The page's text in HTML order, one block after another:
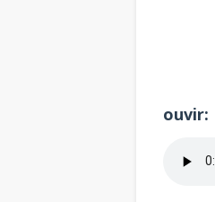
ouvir: